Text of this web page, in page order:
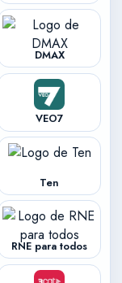
DMAX
VEO7
Ten
RNE para todos